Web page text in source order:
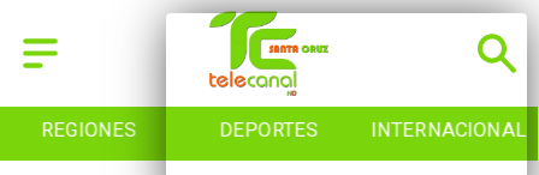
REGIONES DEPORTES INTERNACIONAL